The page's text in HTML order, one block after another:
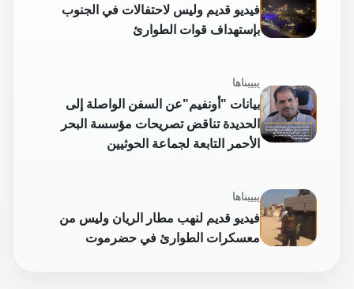
فيديو قديم وليس لاحتفالات في الجنوب
بإستهداف قوات الطوارئ
يبيبناها
بيانات "أونفيم"عن السفن الواصلة إلى
الحديدة تناقض تصريحات مؤسسة البحر
الأحمر التابعة لجماعة الحوثيين
يبيبناها
فيديو قديم لنهب مطار الريان وليس من
معسكرات الطوارئ في حضرموت